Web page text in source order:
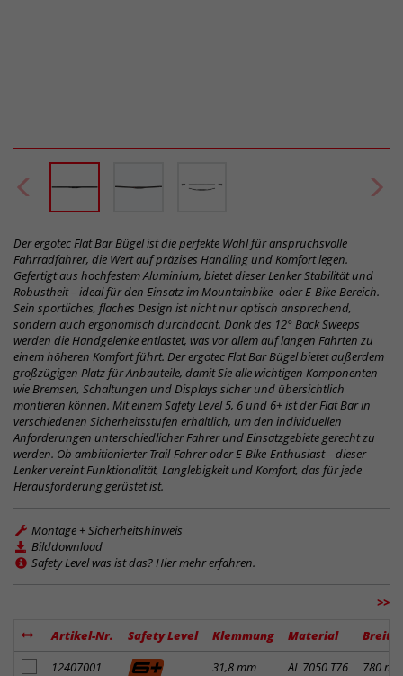
Der ergotec Flat Bar Bügel ist die perfekte Wahl für anspruchsvolle
Fahrradfahrer, die Wert auf präzises Handling und Komfort legen.
Gefertigt aus hochfestem Aluminium, bietet dieser Lenker Stabilität und
Robustheit – ideal für den Einsatz im Mountainbike- oder E-Bike-Bereich.
Sein sportliches, flaches Design ist nicht nur optisch ansprechend,
sondern auch ergonomisch durchdacht. Dank des 12° Back Sweeps
werden die Handgelenke entlastet, was vor allem auf langen Fahrten zu
einem höheren Komfort führt. Der ergotec Flat Bar Bügel bietet außerdem
großzügigen Platz für Anbauteile, damit Sie alle wichtigen Komponenten
wie Bremsen, Schaltungen und Displays sicher und übersichtlich
montieren können. Mit einem Safety Level 5, 6 und 6+ ist der Flat Bar in
verschiedenen Sicherheitsstufen erhältlich, um den individuellen
Anforderungen unterschiedlicher Fahrer und Einsatzgebiete gerecht zu
werden. Ob ambitionierter Trail-Fahrer oder E-Bike-Enthusiast – dieser
Lenker vereint Funktionalität, Langlebigkeit und Komfort, das für jede
Herausforderung gerüstet ist.
Montage + Sicherheitshinweis
Bilddownload
Safety Level was ist das? Hier mehr erfahren.
>>
Artikel-Nr. Safety Level Klemmung Material
Breite
Artikel zum Merkzettel hinzufügen
12407001 31,8 mm AL 7050 T76 780 mm